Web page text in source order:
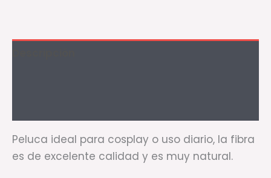
Peluca ideal para cosplay o uso diario, la fibra
es de excelente calidad y es muy natural.